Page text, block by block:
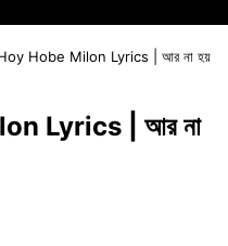
Hobe Milon Lyrics | আর না হয়
Lyrics | আর না